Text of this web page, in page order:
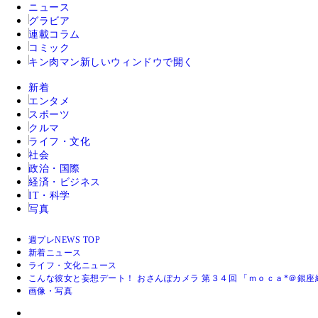
ニュース
グラビア
連載コラム
コミック
キン肉マン 新しいウィンドウで開く
新着
エンタメ
スポーツ
クルマ
ライフ・文化
社会
政治・国際
経済・ビジネス
IT・科学
写真
週プレNEWS TOP
新着ニュース
ライフ・文化ニュース
こんな彼女と妄想デート！ おさんぽカメラ 第３４回 「ｍｏｃａ*＠銀座
画像・写真